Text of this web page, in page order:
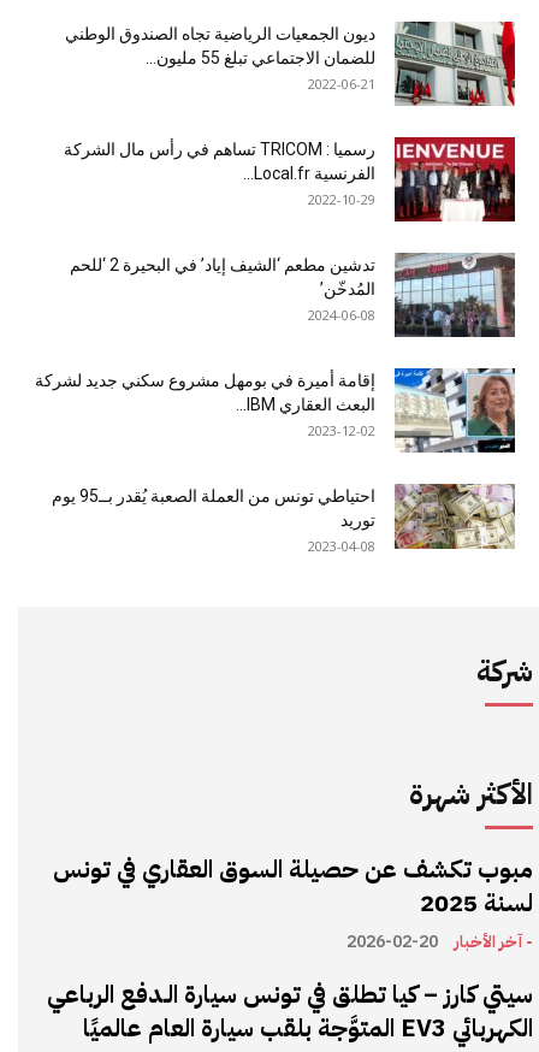
ديون الجمعيات الرياضية تجاه الصندوق الوطني
للضمان الاجتماعي تبلغ 55 مليون...
2022-06-21
رسميا : TRICOM تساهم في رأس مال الشركة
الفرنسية Local.fr...
2022-10-29
تدشين مطعم ‘الشيف إياد’ في البحيرة 2 ‘للحم
المُدخّن’
2024-06-08
إقامة أميرة في بومهل مشروع سكني جديد لشركة
البعث العقاري IBM...
2023-12-02
احتياطي تونس من العملة الصعبة يُقدر بــ95 يوم
توريد
2023-04-08
شركة
الأكثر شهرة
مبوب تكشف عن حصيلة السوق العقاري في تونس
لسنة 2025
- آخر الأخبار 2026-02-20
سيتي كارز – كيا تطلق في تونس سيارة الـدفع الرباعي
الكهربائي EV3 المتوَّجة بلقب سيارة العام عالميًا